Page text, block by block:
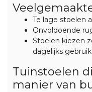
Te lage stoelen
Onvoldoende
Stoelen kiezen
dagelijks gebruik.
Tuinstoelen
manier van